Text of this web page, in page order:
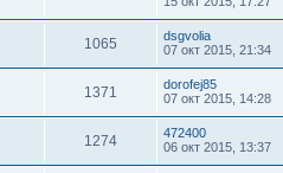
1065
dsgvolia
07 окт 2015, 21:34
1371
dorofej85
07 окт 2015, 14:28
1274
472400
06 окт 2015, 13:37